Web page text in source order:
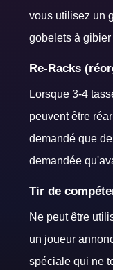
vous utilisez un
gobelets à
Re-Racks
Lorsque 3-4
peuvent être
demandé que
demandée
Tir de
Ne peut être
un joueur
spéciale qui ne